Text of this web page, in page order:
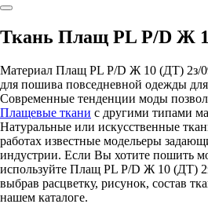
Ткань Плащ PL P/D Ж
Материал Плащ PL P/D Ж 10 (ДТ) 2з/
для пошива повседневной одежды
Современные тенденции моды
Плащевые ткани с другими типами
Натуральные или искусственные
работах известные модельеры
индустрии. Если Вы хотите пошить
используйте Плащ PL P/D Ж 10 (ДТ)
выбрав расцветку, рисунок, состав
нашем каталоге.